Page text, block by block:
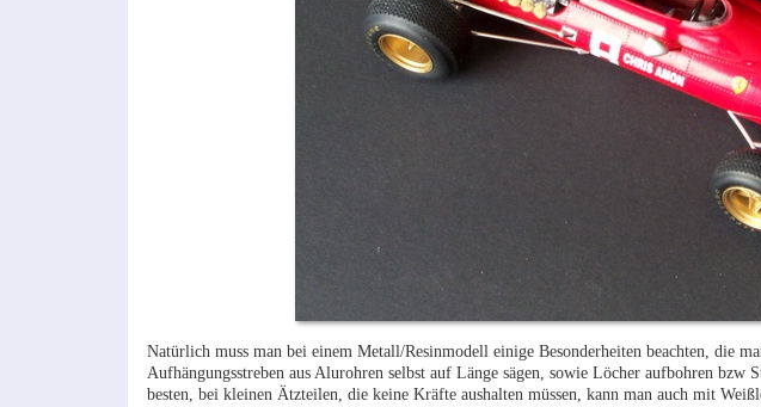
Natürlich muss man bei einem Metall/Resinmodell einige Besonderheiten beachten, die
Aufhängungsstreben aus Alurohren selbst auf Länge sägen, sowie Löcher aufbohren
besten, bei kleinen Ätzteilen, die keine Kräfte aushalten müssen, kann man auch mit